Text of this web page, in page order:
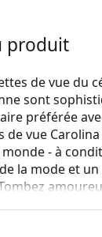
produit
de vue du
sont
préférée
de vue
- à
la mode et
pour